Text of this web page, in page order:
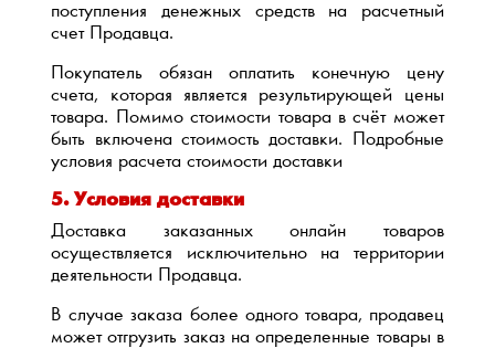
поступления денежных средств на расчетный
счет Продавца.
Покупатель обязан оплатить конечную цену
счета, которая является результирующей цены
товара. Помимо стоимости товара в счёт может
быть включена стоимость доставки. Подробные
условия расчета стоимости доставки
5. Условия доставки
Доставка заказанных онлайн товаров
осуществляется исключительно на территории
деятельности Продавца.
В случае заказа более одного товара, продавец
может отгрузить заказ на определенные товары в